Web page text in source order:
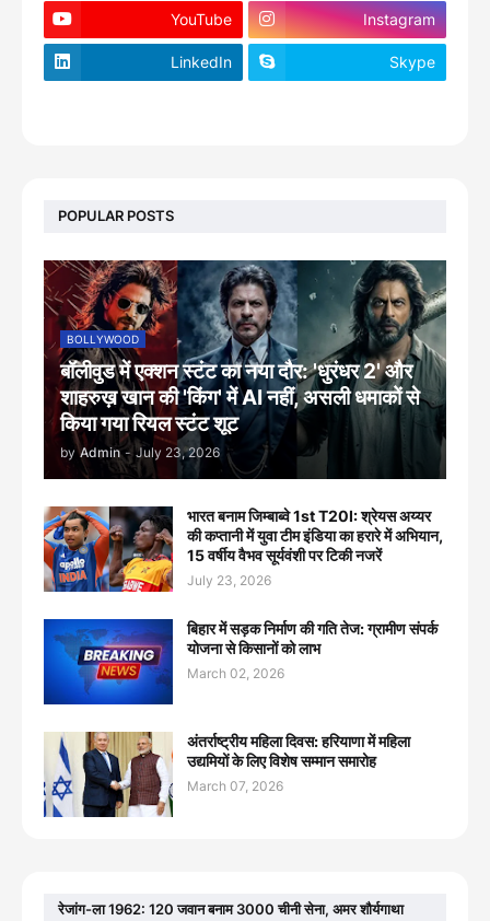
YouTube Instagram
LinkedIn Skype
POPULAR POSTS
BOLLYWOOD
बॉलीवुड में एक्शन स्टंट का नया दौर: 'धुरंधर 2' और
शाहरुख़ खान की 'किंग' में AI नहीं, असली धमाकों से
किया गया रियल स्टंट शूट
by Admin - July 23, 2026
भारत बनाम जिम्बाब्वे 1st T20I: श्रेयस अय्यर
की कप्तानी में युवा टीम इंडिया का हरारे में अभियान,
15 वर्षीय वैभव सूर्यवंशी पर टिकी नजरें
July 23, 2026
बिहार में सड़क निर्माण की गति तेज: ग्रामीण संपर्क
योजना से किसानों को लाभ
March 02, 2026
अंतर्राष्ट्रीय महिला दिवस: हरियाणा में महिला
उद्यमियों के लिए विशेष सम्मान समारोह
March 07, 2026
रेजांग-ला 1962: 120 जवान बनाम 3000 चीनी सेना, अमर शौर्यगाथा